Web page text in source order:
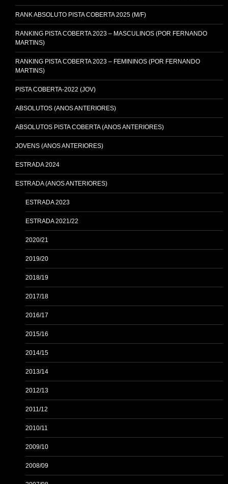
RANK ABSOLUTO PISTA COBERTA 2025 (M/F)
RANKING PISTA COBERTA 2023 – MASCULINOS (POR FERNANDO
MARTINS)
RANKING PISTA COBERTA 2023 – FEMININOS (POR FERNANDO
MARTINS)
PISTA COBERTA-2022 (JOV)
ABSOLUTOS (ANOS ANTERIORES)
ABSOLUTOS PISTA COBERTA (ANOS ANTERIORES)
JOVENS (ANOS ANTERIORES)
ESTRADA 2024
ESTRADA (ANOS ANTERIORES)
ESTRADA 2023
ESTRADA 2021/22
2020/21
2019/20
2018/19
2017/18
2016/17
2015/16
2014/15
2013/14
2012/13
2011/12
2010/11
2009/10
2008/09